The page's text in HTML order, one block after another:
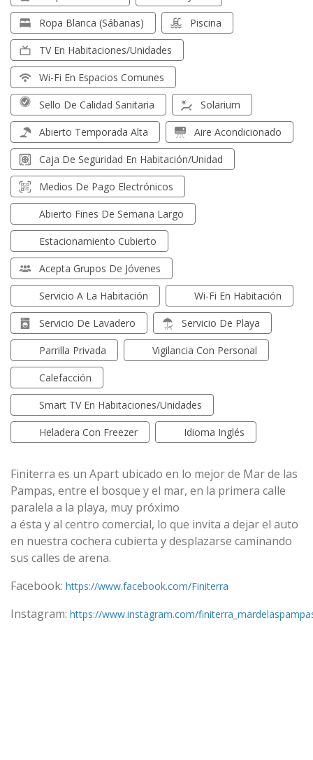
Ropa Blanca (sábanas) Piscina
TV En Habitaciones/unidades
Wi-Fi En Espacios Comunes
Sello De Calidad Sanitaria Solarium
Abierto Temporada Alta Aire Acondicionado
Caja De Seguridad En Habitación/unidad
Medios De Pago Electrónicos
Abierto Fines De Semana Largo
Estacionamiento Cubierto
Acepta Grupos De Jóvenes
Servicio A La Habitación Wi-Fi En Habitación
Servicio De Lavadero Servicio De Playa
Parrilla Privada Vigilancia Con Personal
Calefacción
Smart TV En Habitaciones/unidades
Heladera Con Freezer Idioma Inglés
Finiterra es un Apart ubicado en lo mejor de Mar de las
Pampas, entre el bosque y el mar, en la primera calle
paralela a la playa, muy próximo
a ésta y al centro comercial, lo que invita a dejar el auto
en nuestra cochera cubierta y desplazarse caminando
sus calles de arena.
Facebook: https://www.facebook.com/Finiterra
Instagram: https://www.instagram.com/